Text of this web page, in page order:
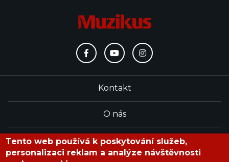
Kontakt
O nás
Redakce
Tento web používá k poskytování služeb,
personalizaci reklam a analýze návštěvnosti